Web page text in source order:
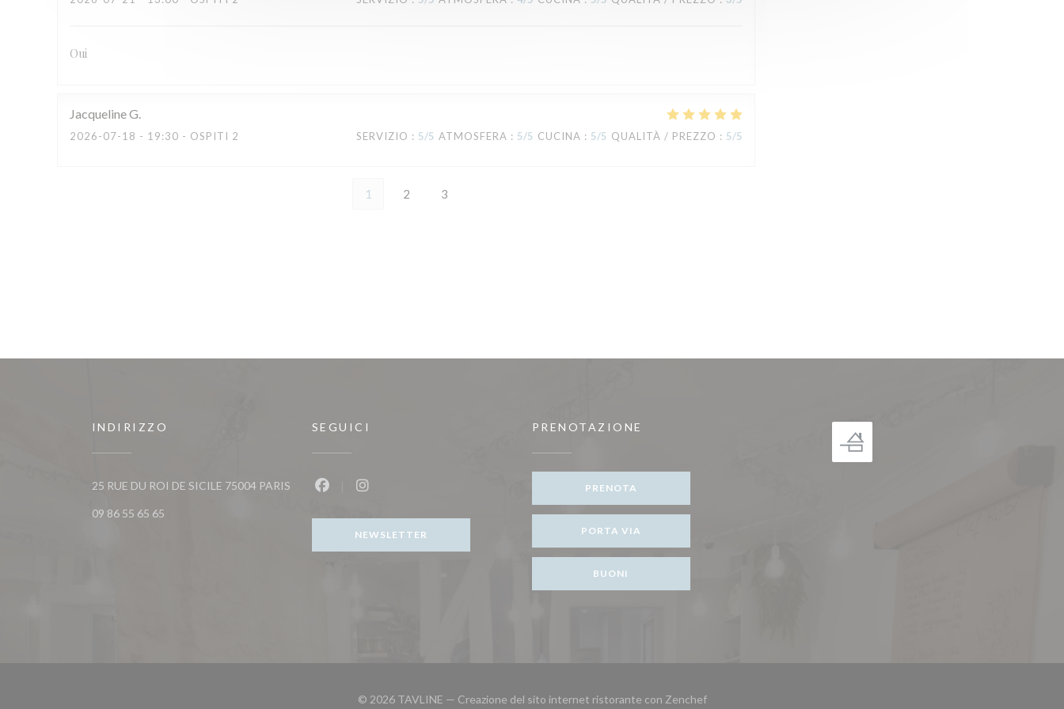
Oui
JacquelineG
2026-07-18 - 19:30 - OSPITI 2 SERVIZIO : 5/5 ATMOSFERA : 5/5 CUCINA : 5/5 QUALITÀ / PREZZO : 5/5
1 2 3
INDIRIZZO
25 RUE DU ROI DE SICILE 75004 PARIS((apre una nuova finestra))
09 86 55 65 65
SEGUICI
NEWSLETTER
PRENOTAZIONE
PRENOTA
PORTA VIA
BUONI
© 2026 TAVLINE — Creazione del sito internet ristorante con Zenchef((apre una nuova finestra))